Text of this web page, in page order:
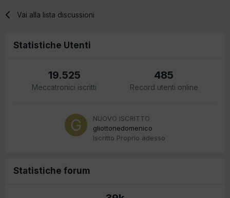
Vai alla lista discussioni
Statistiche Utenti
19.525
Meccatronici iscritti
485
Record utenti online
NUOVO ISCRITTO
gliottonedomenico
Iscritto Proprio adesso
Statistiche forum